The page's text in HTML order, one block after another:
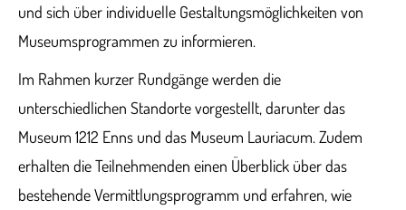
und sich über individuelle Gestaltungsmöglichkeiten von
Museumsprogrammen zu informieren.
Im Rahmen kurzer Rundgänge werden die
unterschiedlichen Standorte vorgestellt, darunter das
Museum 1212 Enns und das Museum Lauriacum. Zudem
erhalten die Teilnehmenden einen Überblick über das
bestehende Vermittlungsprogramm und erfahren, wie